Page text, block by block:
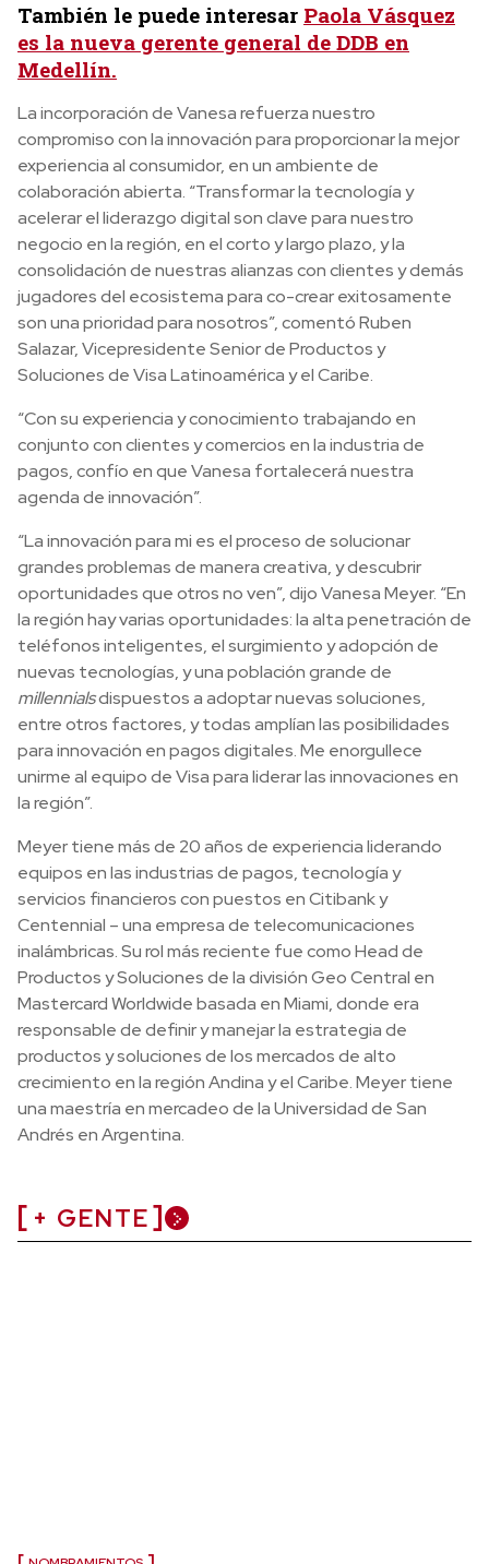
También le puede interesar Paola Vásquez
es la nueva gerente general de DDB en
Medellín.
La incorporación de Vanesa refuerza nuestro
compromiso con la innovación para proporcionar la mejor
experiencia al consumidor, en un ambiente de
colaboración abierta. “Transformar la tecnología y
acelerar el liderazgo digital son clave para nuestro
negocio en la región, en el corto y largo plazo, y la
consolidación de nuestras alianzas con clientes y demás
jugadores del ecosistema para co-crear exitosamente
son una prioridad para nosotros”, comentó Ruben
Salazar, Vicepresidente Senior de Productos y
Soluciones de Visa Latinoamérica y el Caribe.
“Con su experiencia y conocimiento trabajando en
conjunto con clientes y comercios en la industria de
pagos, confío en que Vanesa fortalecerá nuestra
agenda de innovación”.
“La innovación para mi es el proceso de solucionar
grandes problemas de manera creativa, y descubrir
oportunidades que otros no ven”, dijo Vanesa Meyer. “En
la región hay varias oportunidades: la alta penetración de
teléfonos inteligentes, el surgimiento y adopción de
nuevas tecnologías, y una población grande de
millennialsdispuestos a adoptar nuevas soluciones,
entre otros factores, y todas amplían las posibilidades
para innovación en pagos digitales. Me enorgullece
unirme al equipo de Visa para liderar las innovaciones en
la región”.
Meyer tiene más de 20 años de experiencia liderando
equipos en las industrias de pagos, tecnología y
servicios financieros con puestos en Citibank y
Centennial – una empresa de telecomunicaciones
inalámbricas. Su rol más reciente fue como Head de
Productos y Soluciones de la división Geo Central en
Mastercard Worldwide basada en Miami, donde era
responsable de definir y manejar la estrategia de
productos y soluciones de los mercados de alto
crecimiento en la región Andina y el Caribe. Meyer tiene
una maestría en mercadeo de la Universidad de San
Andrés en Argentina.
+ GENTE